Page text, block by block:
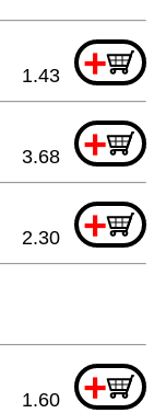
+
1.43
+
3.68
+
2.30
+
1.60